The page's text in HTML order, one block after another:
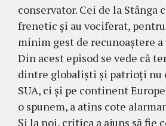
conservator. Cei de la Stânga
frenetic și au vociferat,
minim gest de recunoaștere
Din acest episod se vede că
dintre globaliști și patrioți nu
SUA, ci și pe continent
o spunem, a atins cote
Și la noi, critica a ajuns să fie